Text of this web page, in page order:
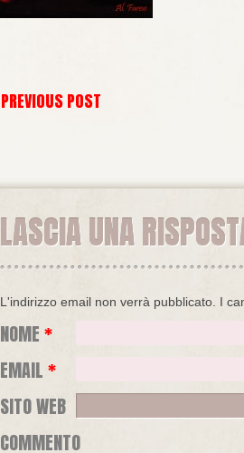
PREVIOUS POST
LASCIA UNA
L'indirizzo email non verrà pubblicato. I
NOME*
EMAIL*
SITO WEB
COMMENTO